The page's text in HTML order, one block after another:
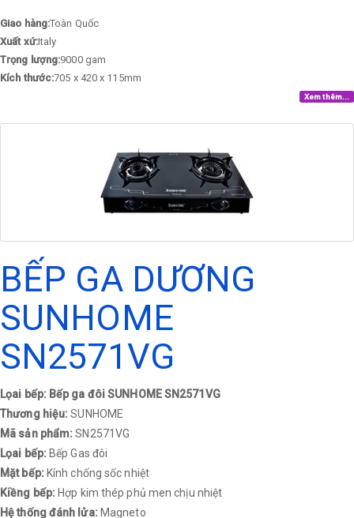
Giao hàng:Toàn Quốc
Xuất xứ:Italy
Trọng lượng:9000 gam
Kích thước:705 x 420 x 115mm
Xem thêm...
BẾP GA DƯƠNG
SUNHOME
SN2571VG
Lọai bếp: Bếp ga đôi SUNHOME SN2571VG
Thương hiệu:SUNHOME
Mã sản phẩm:SN2571VG
Lọai bếp: Bếp Gas đôi
Mặt bếp: Kính chống sốc nhiệt
Kiềng bếp: Hợp kim thép phủ men chịu nhiệt
Hệ thống đánh lửa: Magneto